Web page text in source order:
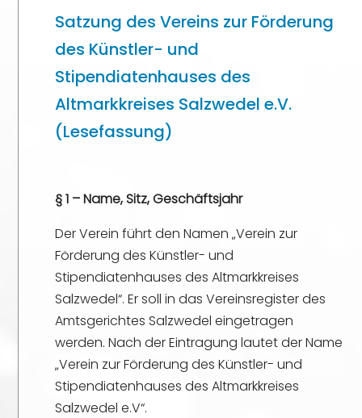
Satzung des Vereins zur Förderung
des Künstler- und
Stipendiatenhauses des
Altmarkkreises Salzwedel e.V.
(Lesefassung)
§ 1 – Name, Sitz, Geschäftsjahr
Der Verein führt den Namen „Verein zur
Förderung des Künstler- und
Stipendiatenhauses des Altmarkkreises
Salzwedel“. Er soll in das Vereinsregister des
Amtsgerichtes Salzwedel eingetragen
werden. Nach der Eintragung lautet der Name
„Verein zur Förderung des Künstler- und
Stipendiatenhauses des Altmarkkreises
Salzwedel e.V“.